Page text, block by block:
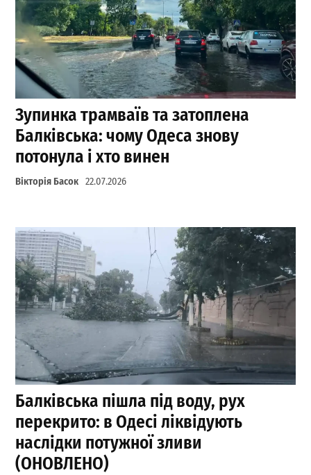
Зупинка трамваїв та затоплена
Балківська: чому Одеса знову
потонула і хто винен
Вікторія Басок 22.07.2026
Балківська пішла під воду, рух
перекрито: в Одесі ліквідують
наслідки потужної зливи
(ОНОВЛЕНО)